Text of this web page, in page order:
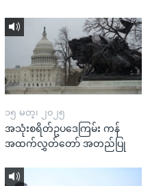
၁၅ မတ္၊ ၂၀၂၅
အသုံးစရိတ်ဥပဒေကြမ်း ကန်
အထက်လွှတ်တော် အတည်ပြု